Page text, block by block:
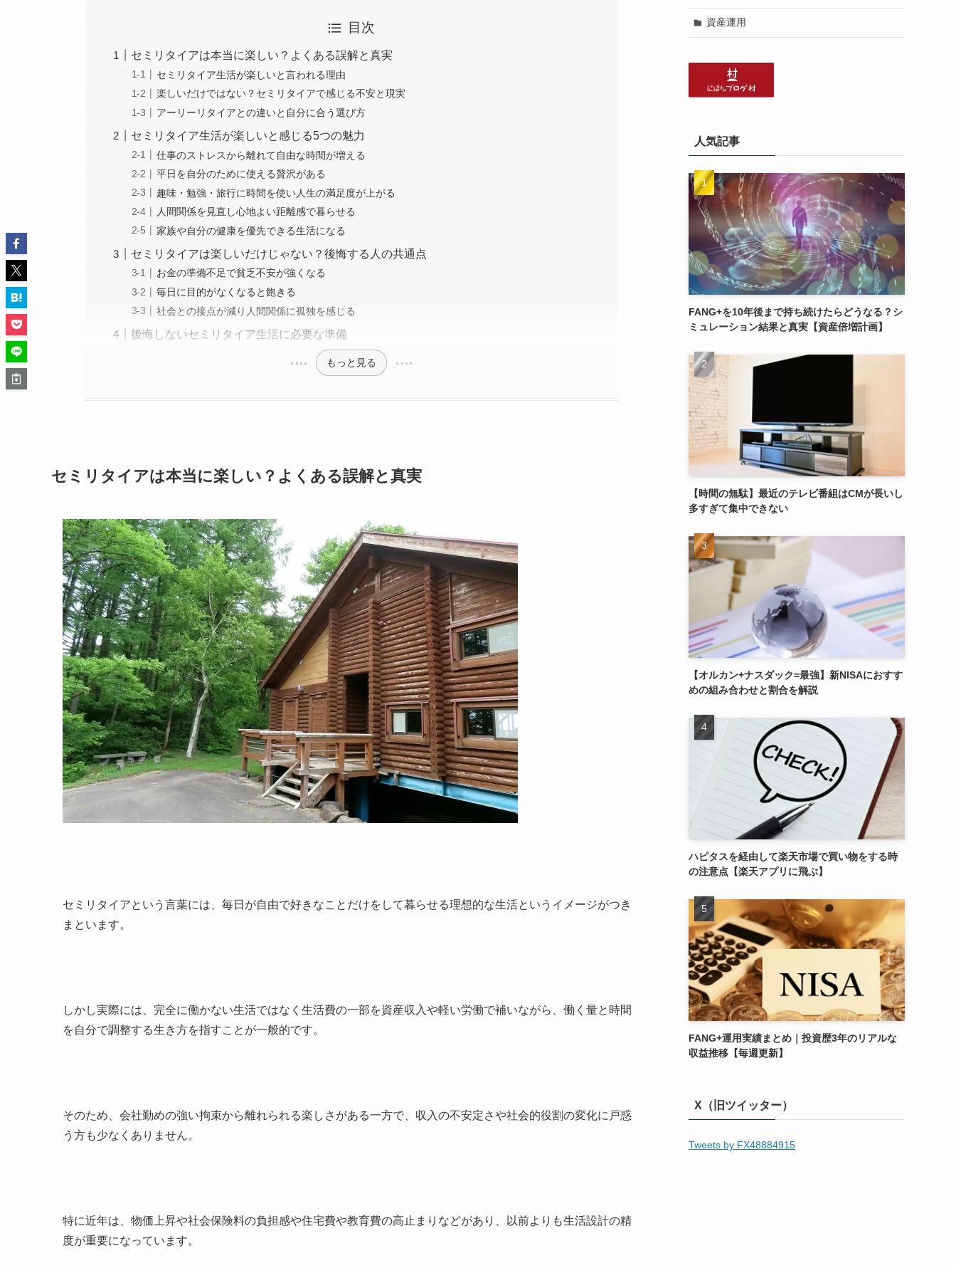
目次
セミリタイアは本当に楽しい？よくある誤解と真実
セミリタイア生活が楽しいと言われる理由
楽しいだけではない？セミリタイアで感じる不安と現実
アーリーリタイアとの違いと自分に合う選び方
セミリタイア生活が楽しいと感じる5つの魅力
仕事のストレスから離れて自由な時間が増える
平日を自分のために使える贅沢がある
趣味・勉強・旅行に時間を使い人生の満足度が上がる
人間関係を見直し心地よい距離感で暮らせる
家族や自分の健康を優先できる生活になる
セミリタイアは楽しいだけじゃない？後悔する人の共通点
お金の準備不足で貧乏不安が強くなる
毎日に目的がなくなると飽きる
社会との接点が減り人間関係に孤独を感じる
後悔しないセミリタイア生活に必要な準備
もっと見る
セミリタイアは本当に楽しい？よくある誤解と真実
セミリタイアという言葉には、毎日が自由で好きなことだけをして暮らせる理想的な生活というイメージがつき
まといます。
しかし実際には、完全に働かない生活ではなく生活費の一部を資産収入や軽い労働で補いながら、働く量と時間
を自分で調整する生き方を指すことが一般的です。
そのため、会社勤めの強い拘束から離れられる楽しさがある一方で、収入の不安定さや社会的役割の変化に戸惑
う方も少なくありません。
特に近年は、物価上昇や社会保険料の負担感や住宅費や教育費の高止まりなどがあり、以前よりも生活設計の精
度が重要になっています。
資産運用
人気記事
FANG+を10年後まで持ち続けたらどうなる？シ
ミュレーション結果と真実【資産倍増計画】
【時間の無駄】最近のテレビ番組はCMが長いし
多すぎて集中できない
【オルカン+ナスダック=最強】新NISAにおすす
めの組み合わせと割合を解説
ハピタスを経由して楽天市場で買い物をする時
の注意点【楽天アプリに飛ぶ】
FANG+運用実績まとめ｜投資歴3年のリアルな
収益推移【毎週更新】
X（旧ツイッター）
Tweets by FX48884915